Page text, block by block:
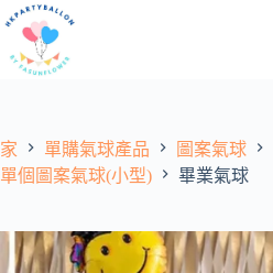
跳
內
家 單購氣球產品 圖案氣球
單個圖案氣球(小型)
畢業氣球